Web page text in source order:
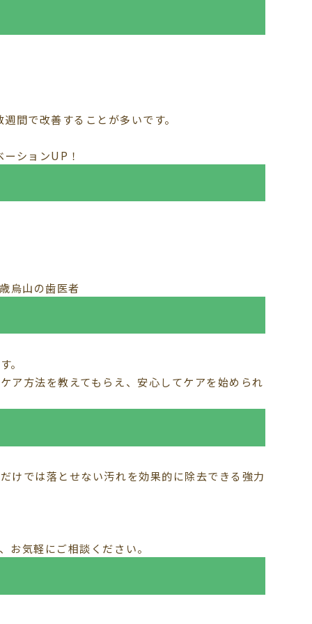
間で改善することが多いです。
ションUP！
。
ア方法を教えてもらえ、安心してケアを始められ
けでは落とせない汚れを効果的に除去できる強力
お気軽にご相談ください。